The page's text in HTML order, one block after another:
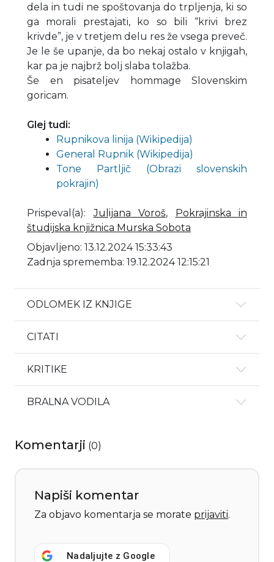
dela in tudi ne spoštovanja do trpljenja, ki so
ga morali prestajati, ko so bili “krivi brez
krivde”, je v tretjem delu res že vsega preveč.
Je le še upanje, da bo nekaj ostalo v knjigah,
kar pa je najbrž bolj slaba tolažba.
Še en pisateljev hommage Slovenskim
goricam.
Glej tudi:
Rupnikova linija (Wikipedija)
General Rupnik (Wikipedija)
Tone Partljič (Obrazi slovenskih
pokrajin)
Prispeval(a):Julijana Voroš, Pokrajinska in
študijska knjižnica Murska Sobota
Objavljeno: 13.12.2024 15:33:43
Zadnja sprememba: 19.12.2024 12:15:21
ODLOMEK IZ KNJIGE
CITATI
KRITIKE
BRALNA VODILA
Komentarji (0)
Napiši komentar
Za objavo komentarja se morate prijaviti.
Nadaljujte z Google